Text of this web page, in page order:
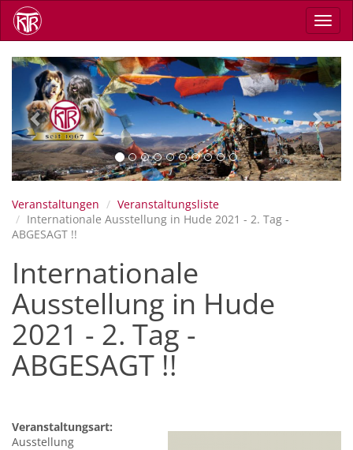
Skip
main
Previous Next
Veranstaltungen
Veranstaltungsliste
Internationale Ausstellung in Hude 2021 - 2. Tag -
ABGESAGT !!
Internationale
Ausstellung in Hude
2021 - 2. Tag -
ABGESAGT !!
Veranstaltungsart:
Ausstellung